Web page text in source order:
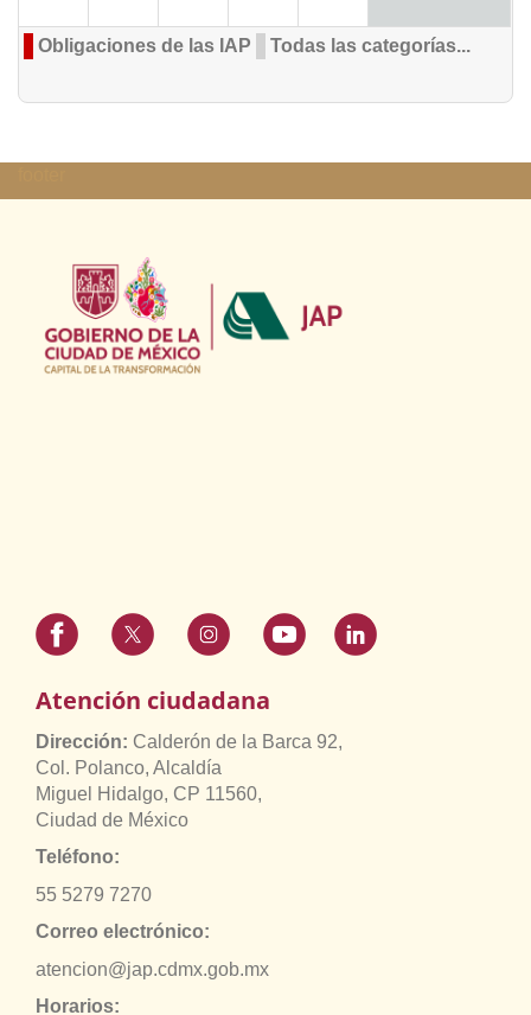
Obligaciones de las IAP Todas las categorías...
Atención ciudadana
Dirección: Calderón de la Barca 92,
Col. Polanco, Alcaldía
Miguel Hidalgo, CP 11560,
Ciudad de México
Teléfono:
55 5279 7270
Correo electrónico:
atencion@jap.cdmx.gob.mx
Horarios: